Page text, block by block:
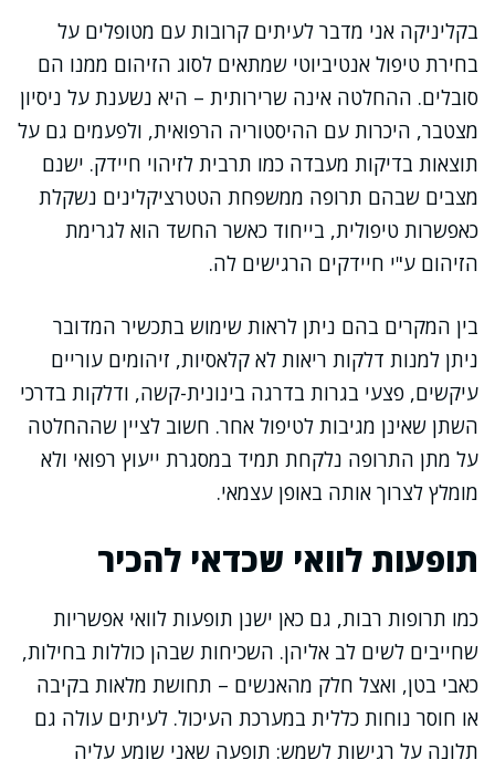
בקליניקה אני מדבר לעיתים קרובות עם מטופלים על
בחירת טיפול אנטיביוטי שמתאים לסוג הזיהום ממנו הם
סובלים. ההחלטה אינה שרירותית – היא נשענת על ניסיון
מצטבר, היכרות עם ההיסטוריה הרפואית, ולפעמים גם על
תוצאות בדיקות מעבדה כמו תרבית לזיהוי חיידק. ישנם
מצבים שבהם תרופה ממשפחת הטטרציקלינים נשקלת
כאפשרות טיפולית, בייחוד כאשר החשד הוא לגרימת
הזיהום ע"י חיידקים הרגישים לה.
בין המקרים בהם ניתן לראות שימוש בתכשיר המדובר
ניתן למנות דלקות ריאות לא קלאסיות, זיהומים עוריים
עיקשים, פצעי בגרות בדרגה בינונית-קשה, ודלקות בדרכי
השתן שאינן מגיבות לטיפול אחר. חשוב לציין שההחלטה
על מתן התרופה נלקחת תמיד במסגרת ייעוץ רפואי ולא
מומלץ לצרוך אותה באופן עצמאי.
תופעות לוואי שכדאי להכיר
כמו תרופות רבות, גם כאן ישנן תופעות לוואי אפשריות
שחייבים לשים לב אליהן. השכיחות שבהן כוללות בחילות,
כאבי בטן, ואצל חלק מהאנשים – תחושת מלאות בקיבה
או חוסר נוחות כללית במערכת העיכול. לעיתים עולה גם
תלונה על רגישות לשמש: תופעה שאני שומע עליה